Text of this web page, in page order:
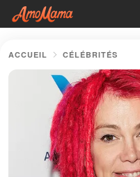
ACCUEIL CÉLÉBRITÉS